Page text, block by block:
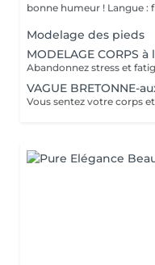
bonne humeur !
Modelage des pieds
MODELAGE CORPS
VAGUE BRETONNE-